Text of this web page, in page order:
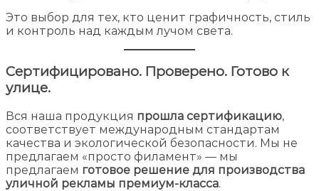
Это выбор для тех, кто ценит графичность, стиль
и контроль над каждым лучом света.
Сертифицировано. Проверено. Готово к
улице.
Вся наша продукция прошла сертификацию,
соответствует международным стандартам
качества и экологической безопасности. Мы не
предлагаем «просто филамент» — мы
предлагаем готовое решение для производства
уличной рекламы премиум-класса.